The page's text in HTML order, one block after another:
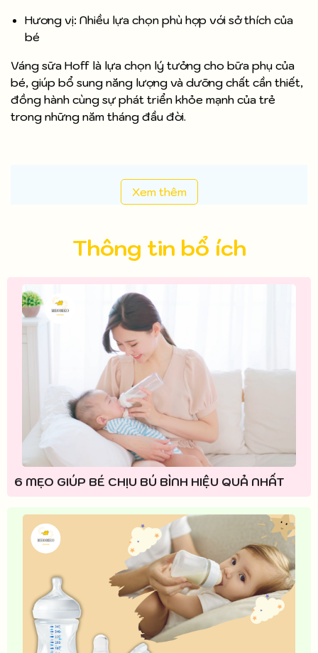
Hương vị: Nhiều lựa chọn phù hợp với sở thích của
bé
Váng sữa Hoff là lựa chọn lý tưởng cho bữa phụ của
bé, giúp bổ sung năng lượng và dưỡng chất cần thiết,
đồng hành cùng sự phát triển khỏe mạnh của trẻ
trong những năm tháng đầu đời.
Xem thêm
Thông tin bổ ích
6 MẸO GIÚP BÉ CHỊU BÚ BÌNH HIỆU QUẢ NHẤT